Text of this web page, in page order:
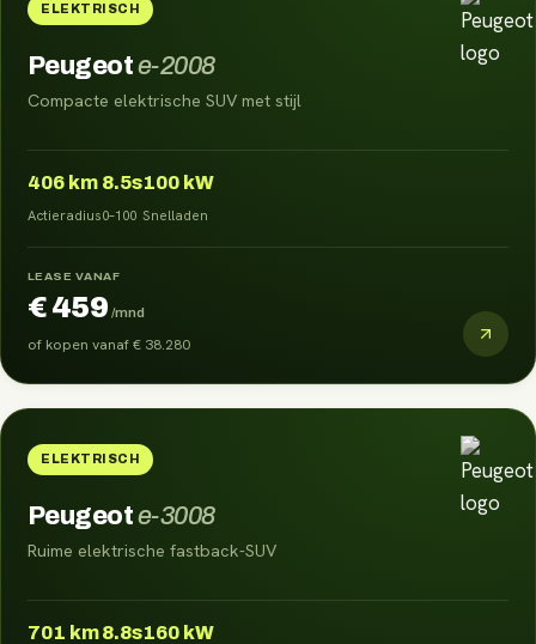
ELEKTRISCH
Peugeote-2008
Compacte elektrische SUV met stijl
406 km
Actieradius
8.5s
0–100
100 kW
Snelladen
LEASE VANAF
€ 459 /mnd
of kopen vanaf€ 38.280
ELEKTRISCH
Peugeote-3008
Ruime elektrische fastback-SUV
701 km8.8s160 kW